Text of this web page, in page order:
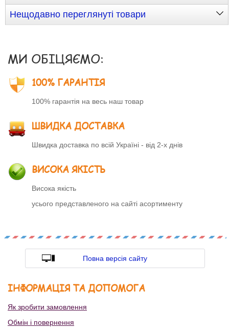
Нещодавно переглянуті товари
МИ ОБІЦЯЄМО:
100% ГАРАНТІЯ
100% гарантія на весь наш товар
ШВИДКА ДОСТАВКА
Швидка доставка по всій Україні - від 2-х днів
ВИСОКА ЯКІСТЬ
Висока якість
усього представленого на сайті асортименту
Повна версія сайту
ІНФОРМАЦІЯ ТА ДОПОМОГА
Як зробити замовлення
Обмін і повернення